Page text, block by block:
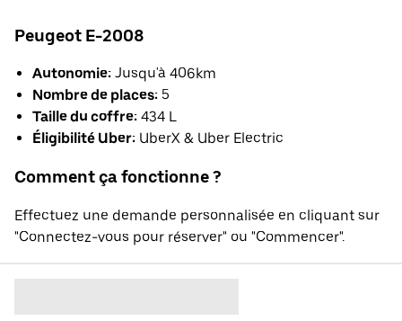
Peugeot E-2008
Autonomie: Jusqu'à 406km
Nombre de places: 5
Taille du coffre: 434 L
Éligibilité Uber: UberX & Uber Electric
Comment ça fonctionne ?
Effectuez une demande personnalisée en cliquant sur
"Connectez-vous pour réserver" ou "Commencer".